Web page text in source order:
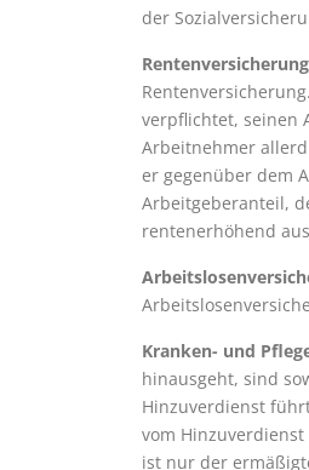
der
verpflichtet, seinen
Arbeitnehmer
er gegenüber dem
Arbeitgeberanteil,
rentenerhöhend
Kranken- und
hinausgeht, sind
Hinzuverdienst
vom
ist nur der